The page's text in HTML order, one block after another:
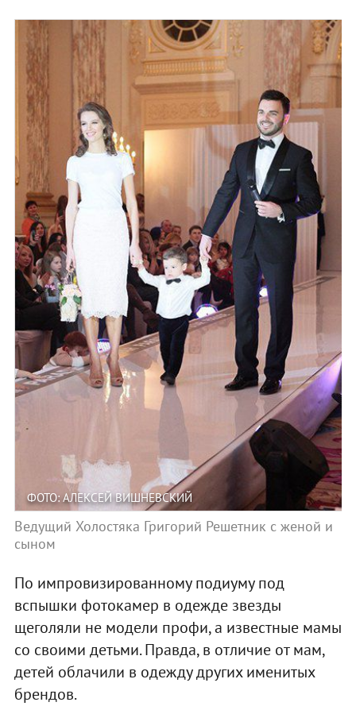
ФОТО: АЛЕКСЕЙ ВИШНЕВСКИЙ
Ведущий Холостяка Григорий Решетник с женой и
сыном
По импровизированному подиуму под
вспышки фотокамер в одежде звезды
щеголяли не модели профи, а известные мамы
со своими детьми. Правда, в отличие от мам,
детей облачили в одежду других именитых
брендов.